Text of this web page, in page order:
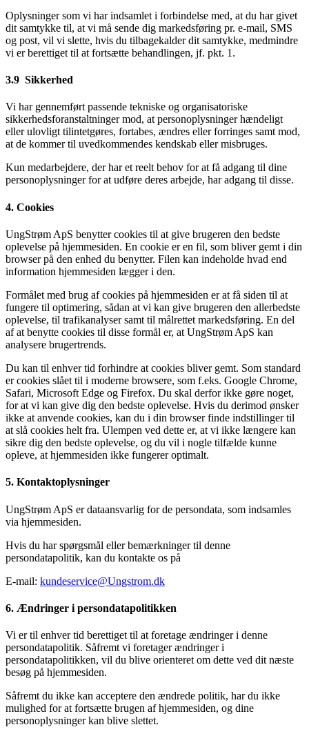
Oplysninger som vi har indsamlet i forbindelse med, at du har givet
dit samtykke til, at vi må sende dig markedsføring pr. e-mail, SMS
og post, vil vi slette, hvis du tilbagekalder dit samtykke, medmindre
vi er berettiget til at fortsætte behandlingen, jf. pkt. 1.
3.9 Sikkerhed
Vi har gennemført passende tekniske og organisatoriske
sikkerhedsforanstaltninger mod, at personoplysninger hændeligt
eller ulovligt tilintetgøres, fortabes, ændres eller forringes samt mod,
at de kommer til uvedkommendes kendskab eller misbruges.
Kun medarbejdere, der har et reelt behov for at få adgang til dine
personoplysninger for at udføre deres arbejde, har adgang til disse.
4. Cookies
UngStrøm ApS benytter cookies til at give brugeren den bedste
oplevelse på hjemmesiden. En cookie er en fil, som bliver gemt i din
browser på den enhed du benytter. Filen kan indeholde hvad end
information hjemmesiden lægger i den.
Formålet med brug af cookies på hjemmesiden er at få siden til at
fungere til optimering, sådan at vi kan give brugeren den allerbedste
oplevelse, til trafikanalyser samt til målrettet markedsføring. En del
af at benytte cookies til disse formål er, at UngStrøm ApS kan
analysere brugertrends.
Du kan til enhver tid forhindre at cookies bliver gemt. Som standard
er cookies slået til i moderne browsere, som f.eks. Google Chrome,
Safari, Microsoft Edge og Firefox. Du skal derfor ikke gøre noget,
for at vi kan give dig den bedste oplevelse. Hvis du derimod ønsker
ikke at anvende cookies, kan du i din browser finde indstillinger til
at slå cookies helt fra. Ulempen ved dette er, at vi ikke længere kan
sikre dig den bedste oplevelse, og du vil i nogle tilfælde kunne
opleve, at hjemmesiden ikke fungerer optimalt.
5. Kontaktoplysninger
UngStrøm ApS er dataansvarlig for de persondata, som indsamles
via hjemmesiden.
Hvis du har spørgsmål eller bemærkninger til denne
persondatapolitik, kan du kontakte os på
E-mail: kundeservice@Ungstrom.dk
6. Ændringer i persondatapolitikken
Vi er til enhver tid berettiget til at foretage ændringer i denne
persondatapolitik. Såfremt vi foretager ændringer i
persondatapolitikken, vil du blive orienteret om dette ved dit næste
besøg på hjemmesiden.
Såfremt du ikke kan acceptere den ændrede politik, har du ikke
mulighed for at fortsætte brugen af hjemmesiden, og dine
personoplysninger kan blive slettet.